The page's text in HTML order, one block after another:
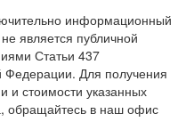
информационный
является публичной
Статьи 437
Федерации. Для получения
стоимости указанных
обращайтесь в наш офис